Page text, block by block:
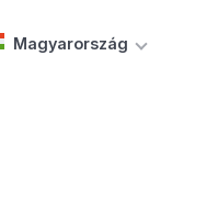
Magyarország